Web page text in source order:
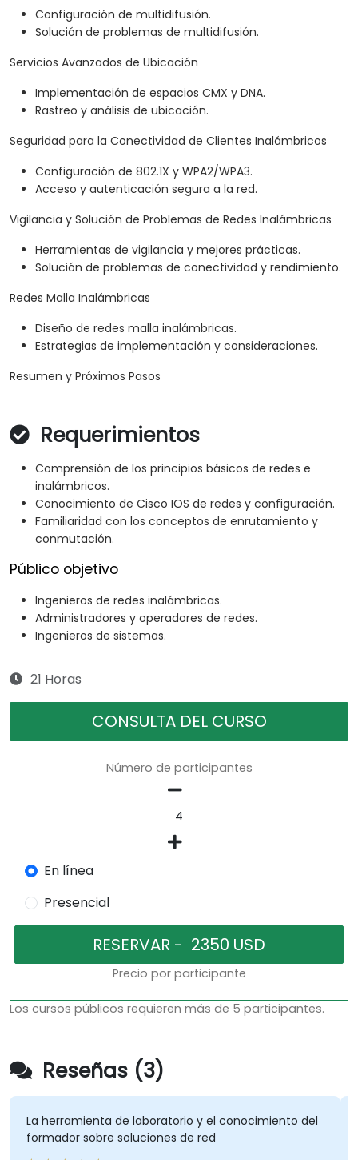
Configuración de multidifusión.
Solución de problemas de multidifusión.
Servicios Avanzados de Ubicación
Implementación de espacios CMX y DNA.
Rastreo y análisis de ubicación.
Seguridad para la Conectividad de Clientes Inalámbricos
Configuración de 802.1X y WPA2/WPA3.
Acceso y autenticación segura a la red.
Vigilancia y Solución de Problemas de Redes Inalámbricas
Herramientas de vigilancia y mejores prácticas.
Solución de problemas de conectividad y rendimiento.
Redes Malla Inalámbricas
Diseño de redes malla inalámbricas.
Estrategias de implementación y consideraciones.
Resumen y Próximos Pasos
Requerimientos
Comprensión de los principios básicos de redes e
inalámbricos.
Conocimiento de Cisco IOS de redes y configuración.
Familiaridad con los conceptos de enrutamiento y
conmutación.
Público objetivo
Ingenieros de redes inalámbricas.
Administradores y operadores de redes.
Ingenieros de sistemas.
21 Horas
CONSULTA DEL CURSO
Número de participantes
En línea
Presencial
Precio por participante
Los cursos públicos requieren más de 5 participantes.
Reseñas (3)
La herramienta de laboratorio y el conocimiento del
formador sobre soluciones de red